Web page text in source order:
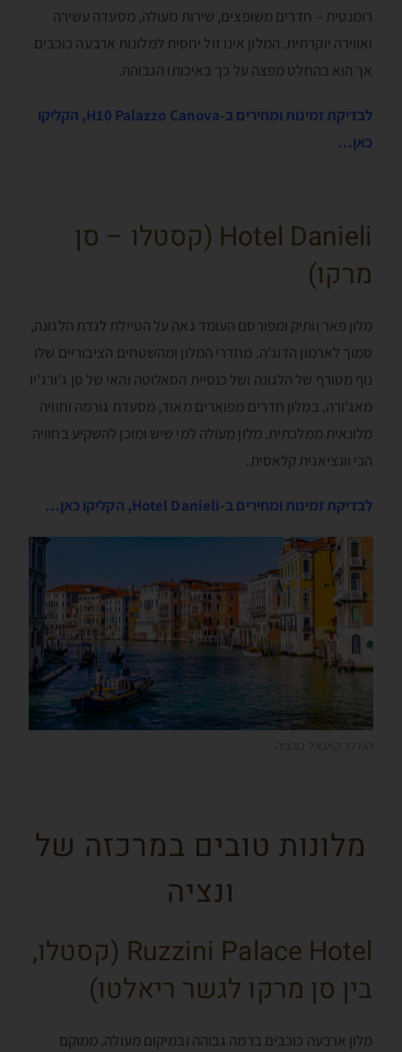
רומנטית – חדרים משופצים, שירות מעולה, מסעדה עשירה
ואווירה יוקרתית. המלון אינו זול יחסית למלונות ארבעה כוכבים
אך הוא בהחלט מפצה על כך באיכותו הגבוהה.
לבדיקת זמינות ומחירים ב-H10 Palazzo Canova, הקליקו
כאן…
Hotel Danieli (קסטלו – סן
מרקו)
מלון פאר וותיק ומפורסם העומד גאה על הטיילת לגדת הלגונה,
סמוך לארמון הדוג'ה. מחדרי המלון ומהשטחים הציבוריים שלו
נוף מטורף של הלגונה ושל כנסיית הסאלוטה והאי של סן ג'ורג'יו
מאג'ורה. במלון חדרים מפוארים מאוד, מסעדת גורמה וחוויה
מלונאית ממלכתית. מלון מעולה למי שיש ומוכן להשקיע בחוויה
הכי וונציאנית קלאסית.
לבדיקת זמינות ומחירים ב-Hotel Danieli, הקליקו כאן…
מלונות טובים במרכזה של
ונציה
Ruzzini Palace Hotel (קסטלו,
בין סן מרקו לגשר ריאלטו)
מלון ארבעה כוכבים ברמה גבוהה ובמיקום מעולה. ממוקם